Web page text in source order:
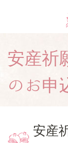
安産祈
のお申
安産